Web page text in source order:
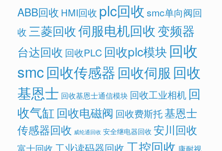
ABB回收 HMI回收 plc回收 smc单向阀回
收三菱回收伺服电机回收变频器
台达回收 回收PLC 回收plc模块 回收
smc回收传感器回收伺服 回收
基恩士 回收基恩士通信模块 回收工业相机 回
收气缸 回收电磁阀 回收费斯托基恩士
传感器回收 威纶通回收 安全继电器回收 安川回收
富士回收工业读码器回收工控回收